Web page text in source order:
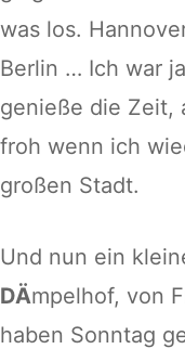
was los.
Berlin … Ich war
genieße die Zeit,
froh wenn ich
großen Stadt.
Und nun ein
DÄmpelhof, von
haben Sonntag